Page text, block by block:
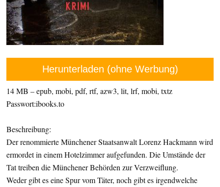
Herunterladen (ohne Werbung)
14 MB – epub, mobi, pdf, rtf, azw3, lit, lrf, mobi, txtz
Passwort:ibooks.to
Beschreibung:
Der renommierte Münchener Staatsanwalt Lorenz Hackmann wird
ermordet in einem Hotelzimmer aufgefunden. Die Umstände der
Tat treiben die Münchener Behörden zur Verzweiflung.
Weder gibt es eine Spur vom Täter, noch gibt es irgendwelche